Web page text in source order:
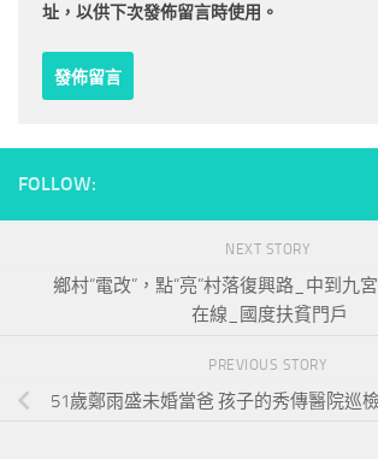
址，以供下次發佈留言時使用。
FOLLOW:
NEXT STORY
鄉村“電改”，點“亮”村落復興路_中到九
在線_國度扶貧門戶
PREVIOUS STORY
51歲鄭雨盛未婚當爸 孩子的秀傳醫院巡